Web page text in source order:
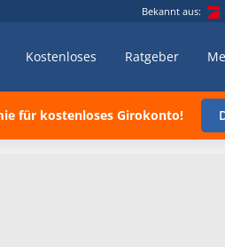
Bekannt aus:
Kostenloses Ratgeber
für kostenloses Girokonto!